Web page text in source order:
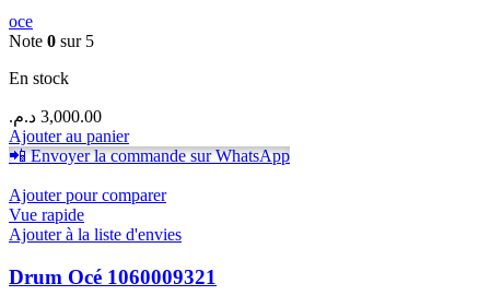
oce
Note 0 sur 5
En stock
3,000.00 د.م.
Ajouter au panier
📲 Envoyer la commande sur WhatsApp
Ajouter pour comparer
Vue rapide
Ajouter à la liste d'envies
Drum Océ 1060009321